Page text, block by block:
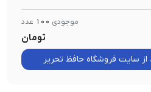
موجودی 100 عدد
تومان
از سایت فروشگاه حافظ تحریر